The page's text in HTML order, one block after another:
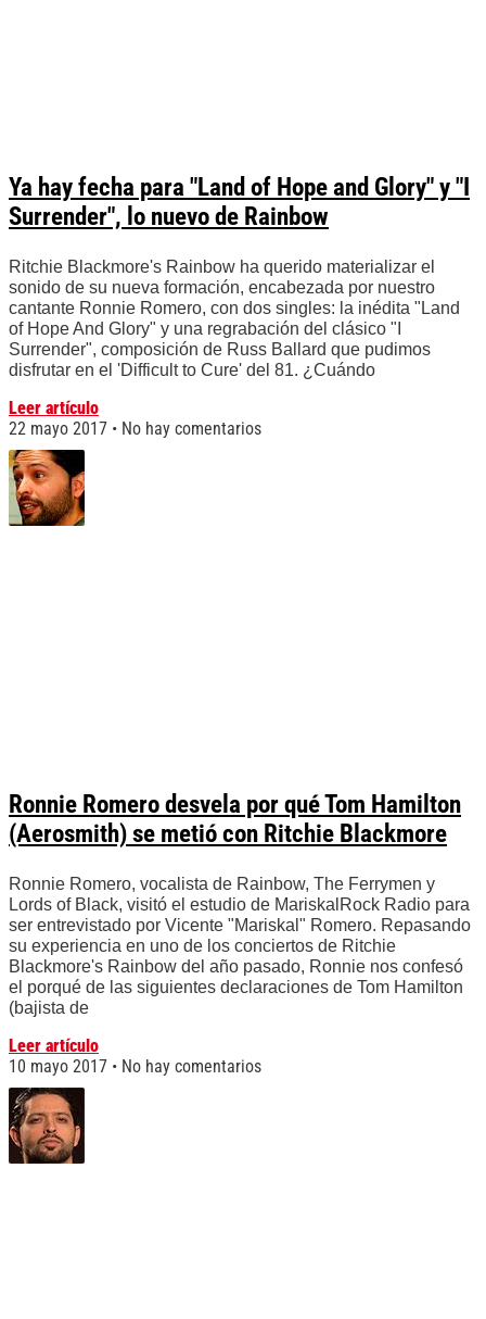
Ya hay fecha para "Land of Hope and Glory" y "I
Surrender", lo nuevo de Rainbow
Ritchie Blackmore's Rainbow ha querido materializar el
sonido de su nueva formación, encabezada por nuestro
cantante Ronnie Romero, con dos singles: la inédita "Land
of Hope And Glory" y una regrabación del clásico "I
Surrender", composición de Russ Ballard que pudimos
disfrutar en el 'Difficult to Cure' del 81. ¿Cuándo
Leer artículo
22 mayo 2017
No hay comentarios
Ronnie Romero desvela por qué Tom Hamilton
(Aerosmith) se metió con Ritchie Blackmore
Ronnie Romero, vocalista de Rainbow, The Ferrymen y
Lords of Black, visitó el estudio de MariskalRock Radio para
ser entrevistado por Vicente "Mariskal" Romero. Repasando
su experiencia en uno de los conciertos de Ritchie
Blackmore's Rainbow del año pasado, Ronnie nos confesó
el porqué de las siguientes declaraciones de Tom Hamilton
(bajista de
Leer artículo
10 mayo 2017
No hay comentarios